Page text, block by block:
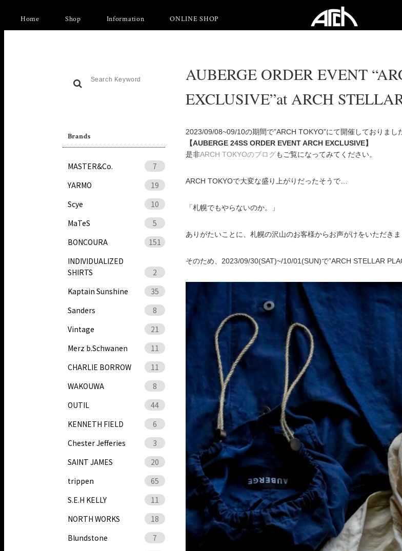
Home Shop Information ONLINE SHOP
Brands
MASTER&Co.
7
YARMO
19
Scye
10
MaTeS
5
BONCOURA
151
INDIVIDUALIZED
SHIRTS
2
Kaptain Sunshine
35
Sanders
8
Vintage
21
Merz b.Schwanen
11
CHARLIE BORROW
11
WAKOUWA
8
OUTIL
44
KENNETH FIELD
6
Chester Jefferies
3
SAINT JAMES
20
trippen
65
S.E.H KELLY
11
NORTH WORKS
18
Blundstone
7
AUBERGE ORDER EVENT
EXCLUSIVE”at ARCH
2023/09/08~09/10の期間で”ARCH TOKYO”にて開催しておりまし
【AUBERGE 24SS ORDER EVENT ARCH EXCLUSIVE】
是非ARCH TOKYOのブログもご覧になってみてください。
ARCH TOKYOで大変な盛り上がりだったそうで…
「札幌でもやらないのか。」
ありがたいことに、札幌の沢山のお客様からお声がけをいただきま
そのため、2023/09/30(SAT)~/10/01(SUN)で”ARCH STELLAR